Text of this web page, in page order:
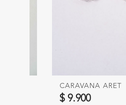
CARAVANA ARET
$ 9.900